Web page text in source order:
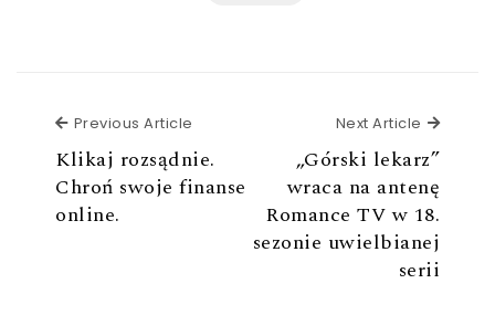
Previous Article
Klikaj rozsądnie.
Chroń swoje finanse
online.
Next Article Next
„Górski lekarz”
wraca na antenę
Romance TV w 18.
sezonie uwielbianej
serii